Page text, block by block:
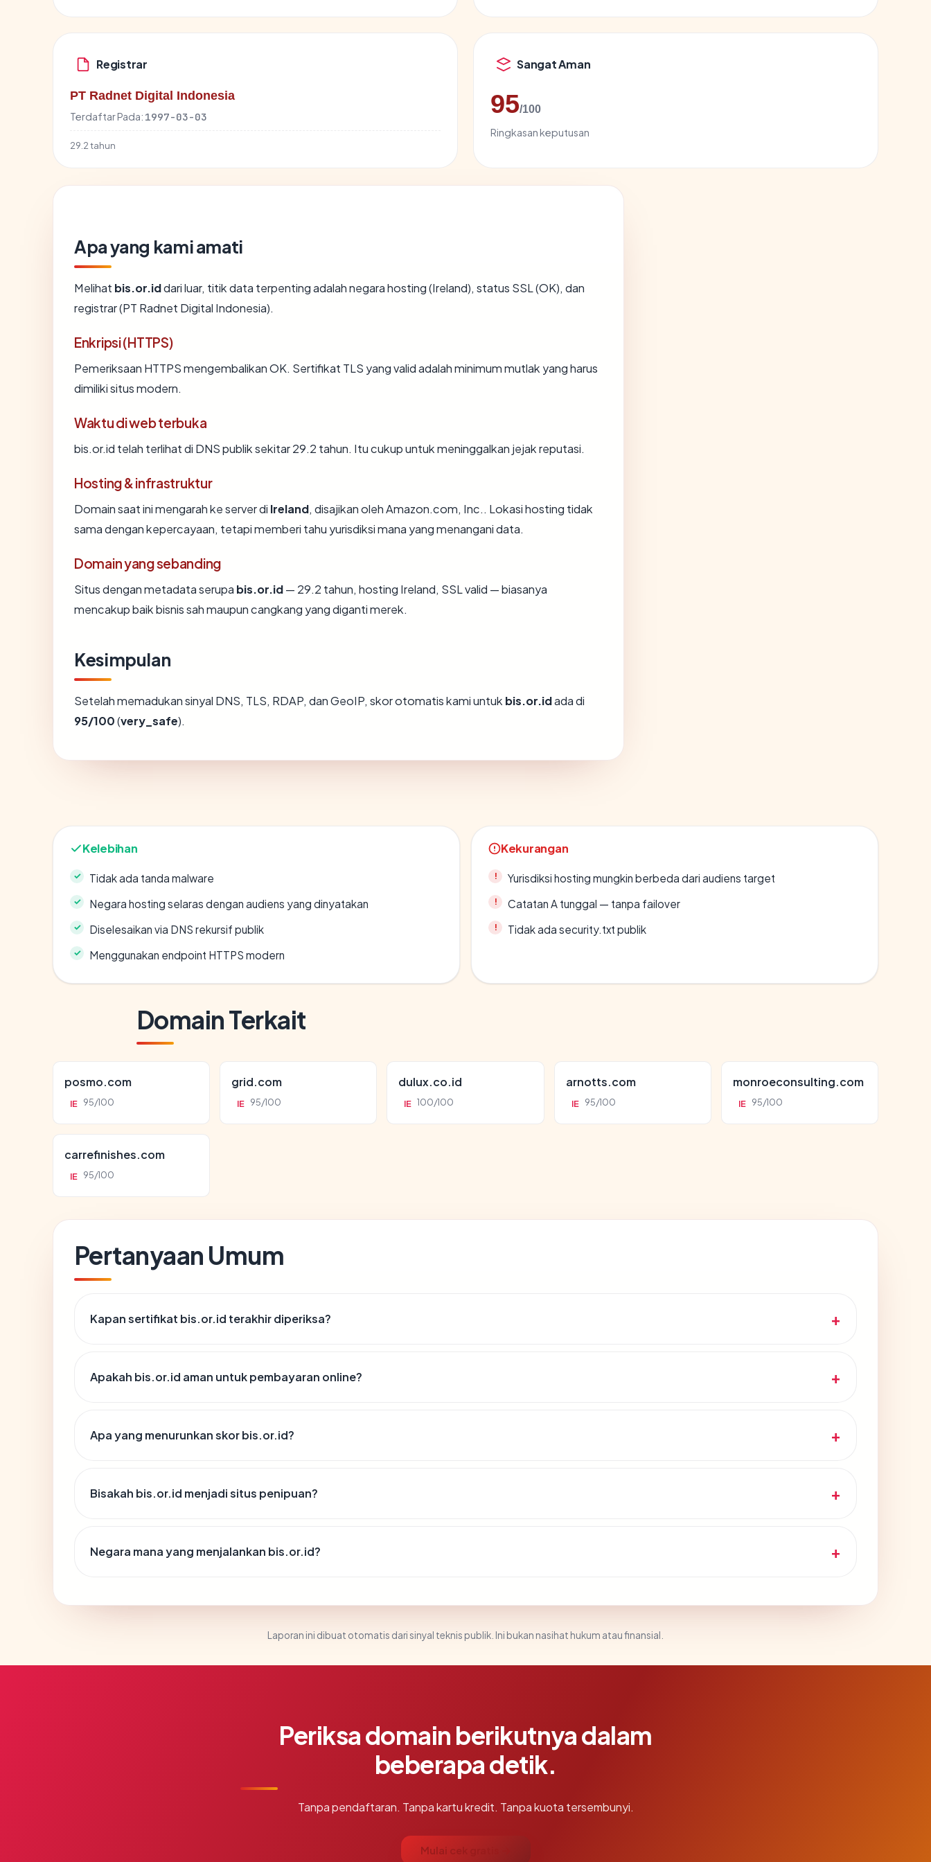
Registrar
PT Radnet Digital Indonesia
Terdaftar Pada: 1997-03-03
29.2 tahun
Sangat Aman
95/100
Ringkasan keputusan
Apa yang kami amati
Melihat bis.or.iddari luar, titik data terpenting adalah negara hosting (Ireland), status SSL (OK), dan
registrar (PT Radnet Digital Indonesia).
Enkripsi (HTTPS)
Pemeriksaan HTTPS mengembalikan OK. Sertifikat TLS yang valid adalah minimum mutlak yang harus
dimiliki situs modern.
Waktu di web terbuka
bis.or.id telah terlihat di DNS publik sekitar 29.2 tahun. Itu cukup untuk meninggalkan jejak reputasi.
Hosting & infrastruktur
Domain saat ini mengarah ke server di Ireland, disajikan oleh Amazon.com, Inc.. Lokasi hosting tidak
sama dengan kepercayaan, tetapi memberi tahu yurisdiksi mana yang menangani data.
Domain yang sebanding
Situs dengan metadata serupa bis.or.id— 29.2 tahun, hosting Ireland, SSL valid — biasanya
mencakup baik bisnis sah maupun cangkang yang diganti merek.
Kesimpulan
Setelah memadukan sinyal DNS, TLS, RDAP, dan GeoIP, skor otomatis kami untuk bis.or.idada di
95/100(very_safe).
Kelebihan
Tidak ada tanda malware
Negara hosting selaras dengan audiens yang dinyatakan
Diselesaikan via DNS rekursif publik
Menggunakan endpoint HTTPS modern
Kekurangan
Yurisdiksi hosting mungkin berbeda dari audiens target
Catatan A tunggal — tanpa failover
Tidak ada security.txt publik
Domain Terkait
posmo.com
IE 95/100
grid.com
IE 95/100
dulux.co.id
IE 100/100
arnotts.com
IE 95/100
monroeconsulting.com
IE 95/100
carrefinishes.com
IE 95/100
Pertanyaan Umum
Kapan sertifikat bis.or.id terakhir diperiksa?
Apakah bis.or.id aman untuk pembayaran online?
Apa yang menurunkan skor bis.or.id?
Bisakah bis.or.id menjadi situs penipuan?
Negara mana yang menjalankan bis.or.id?
Laporan ini dibuat otomatis dari sinyal teknis publik. Ini bukan nasihat hukum atau finansial.
Periksa domain berikutnya dalam
beberapa detik.
Tanpa pendaftaran. Tanpa kartu kredit. Tanpa kuota tersembunyi.
Mulai cek gratis →